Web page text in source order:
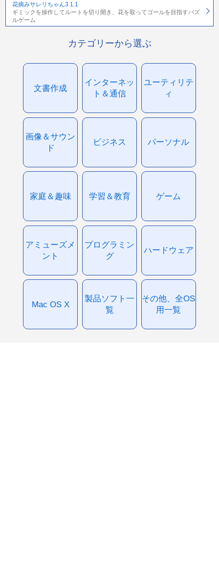
花摘みサレリちゃん3 1.1
ギミックを操作してルートを切り開き、花を取ってゴールを目指すパズ
ルゲーム
カテゴリーから選ぶ
文書作成
インターネッ
ト＆通信
ユーティリテ
ィ
画像＆サウン
ド
ビジネス パーソナル
家庭＆趣味 学習＆教育 ゲーム
アミューズメ
ント
プログラミン
グ
ハードウェア
Mac OS X
製品ソフト一
覧
その他、全OS
用一覧